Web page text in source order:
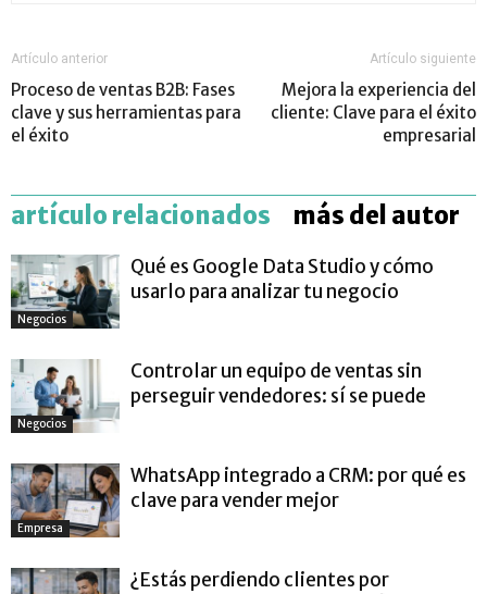
Artículo anterior
Proceso de ventas B2B: Fases
clave y sus herramientas para
el éxito
Artículo siguiente
Mejora la experiencia del
cliente: Clave para el éxito
empresarial
artículo relacionados más del autor
Negocios
Qué es Google Data Studio y cómo
usarlo para analizar tu negocio
Negocios
Controlar un equipo de ventas sin
perseguir vendedores: sí se puede
Empresa
WhatsApp integrado a CRM: por qué es
clave para vender mejor
¿Estás perdiendo clientes por